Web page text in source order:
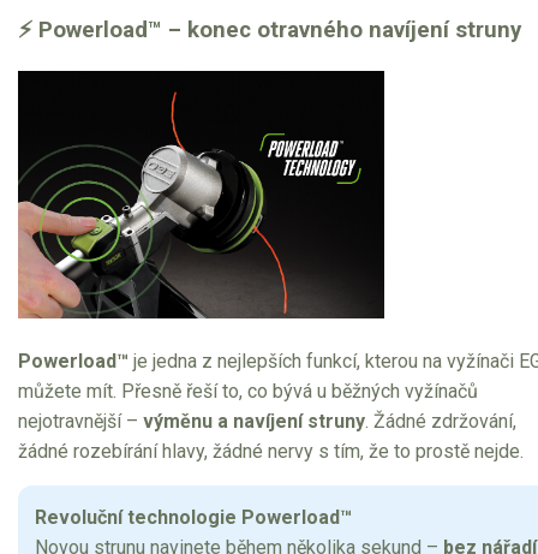
⚡ Powerload™ – konec otravného navíjení struny
Powerload™ je jedna z nejlepších funkcí, kterou na vyžínači
můžete mít. Přesně řeší to, co bývá u běžných vyžínačů
nejotravnější – výměnu a navíjení struny . Žádné zdržování,
žádné rozebírání hlavy, žádné nervy s tím, že to prostě nejde.
Revoluční technologie Powerload™
Novou strunu navinete během několika sekund – bez